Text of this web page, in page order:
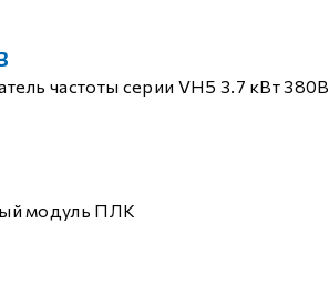
частоты серии VH5 3.7 кВт 380В
модуль ПЛК